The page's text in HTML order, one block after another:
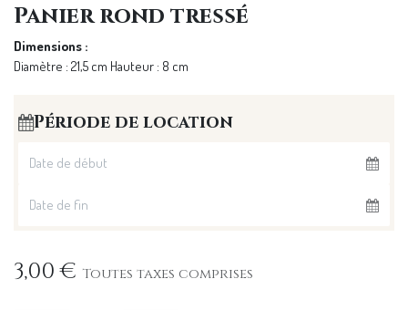
Panier rond tressé
Dimensions :
Diamètre : 21,5 cm Hauteur : 8 cm
Période de location
3,00€ Toutes taxes comprises